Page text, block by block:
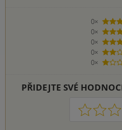
0×
0×
4
0×
3
0×
2
0×
1
PŘIDEJTE SVÉ
1 2 3 4 5